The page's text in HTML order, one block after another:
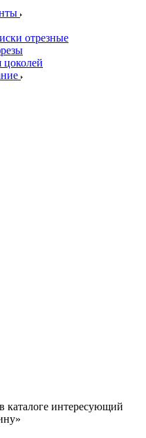
отрезные
каталоге интересующий